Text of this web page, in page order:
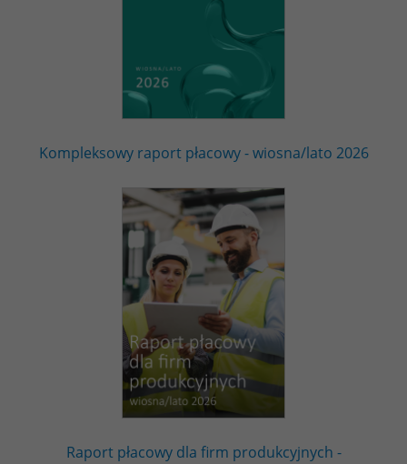
Kompleksowy raport płacowy - wiosna/lato 2026
Raport płacowy dla firm produkcyjnych -